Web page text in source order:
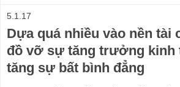
5.1.17
Dựa quá nhiều vào nền tài
đồ vỡ sự tăng trưởng kinh
tăng sự bất bình đẳng